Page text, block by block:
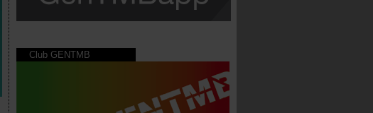
Club GENTMB